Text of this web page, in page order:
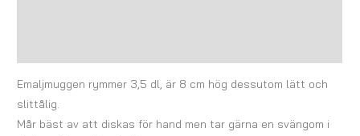
Emaljmuggen rymmer 3,5 dl, är 8 cm hög dessutom lätt och
slittålig.
Mår bäst av att diskas för hand men tar gärna en svängom i